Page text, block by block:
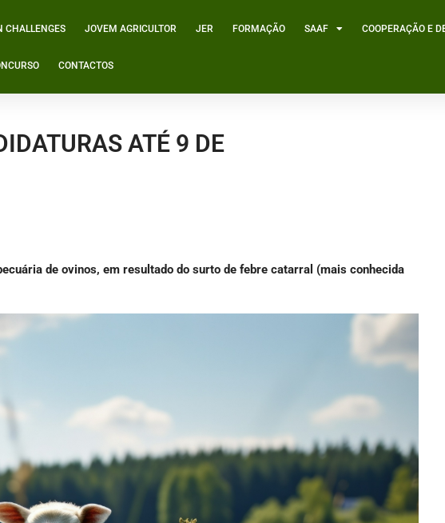
CHALLENGES JOVEM AGRICULTOR JER FORMAÇÃO SAAF COOPERAÇÃO E
CONTACTOS
ATÉ 9 DE
de ovinos, em resultado do surto de febre catarral (mais conhecida